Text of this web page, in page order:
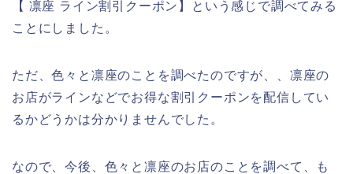
【 凛座 ライン割引クーポン】という感じで調べてみる
ことにしました。
ただ、色々と凛座のことを調べたのですが、、凛座の
お店がラインなどでお得な割引クーポンを配信してい
るかどうかは分かりませんでした。
なので、今後、色々と凛座のお店のことを調べて、も